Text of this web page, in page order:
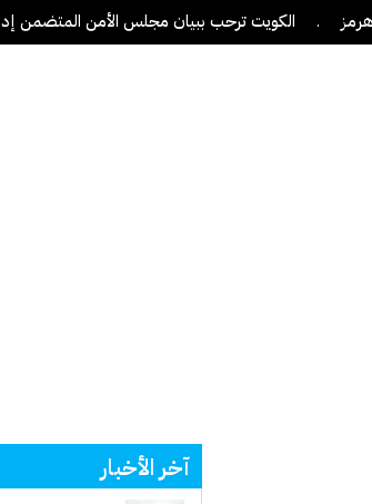
. الكويت ترحب ببيان مجلس الأمن المتضمن إدانة
آخر الأخبار